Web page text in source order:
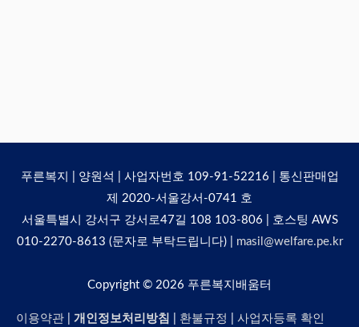
푸른복지 | 양원석 | 사업자번호 109-91-52216 | 통신판매업
제 2020-서울강서-0741 호
서울특별시 강서구 강서로47길 108 103-806 | 호스팅 AWS
010-2270-8613 (문자로 부탁드립니다) | masil@welfare.pe.kr
Copyright © 2026 푸른복지배움터
이용약관 개인정보처리방침 환불규정 사업자등록 확인